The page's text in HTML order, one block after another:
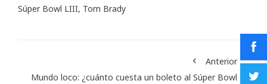
Súper Bowl LIII, Tom Brady
Anterior
Mundo loco: ¿cuánto cuesta un boleto al Súper Bowl